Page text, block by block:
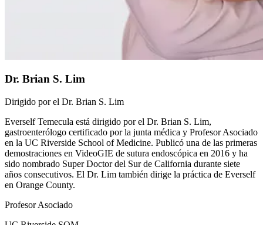
Dr. Brian S. Lim
Dirigido por el Dr. Brian S. Lim
Everself Temecula está dirigido por el Dr. Brian S. Lim,
gastroenterólogo certificado por la junta médica y Profesor Asociado
en la UC Riverside School of Medicine. Publicó una de las primeras
demostraciones en VideoGIE de sutura endoscópica en 2016 y ha
sido nombrado Super Doctor del Sur de California durante siete
años consecutivos. El Dr. Lim también dirige la práctica de Everself
en Orange County.
Profesor Asociado